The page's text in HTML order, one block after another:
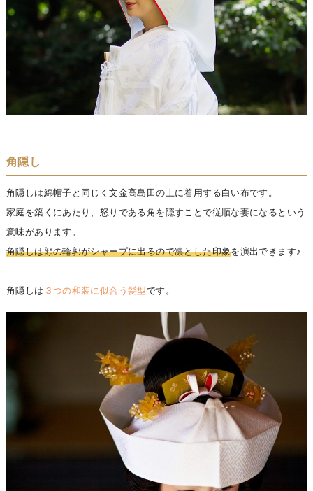
角隠し
角隠しは綿帽子と同じく文金高島田の上に着用する白い布です。
家庭を築くにあたり、怒りである角を隠すことで従順な妻になるという
意味があります。
角隠しは顔の輪郭がシャープに出るので凛とした印象を演出できます♪
角隠しは ３つの和装に似合う髪型です。